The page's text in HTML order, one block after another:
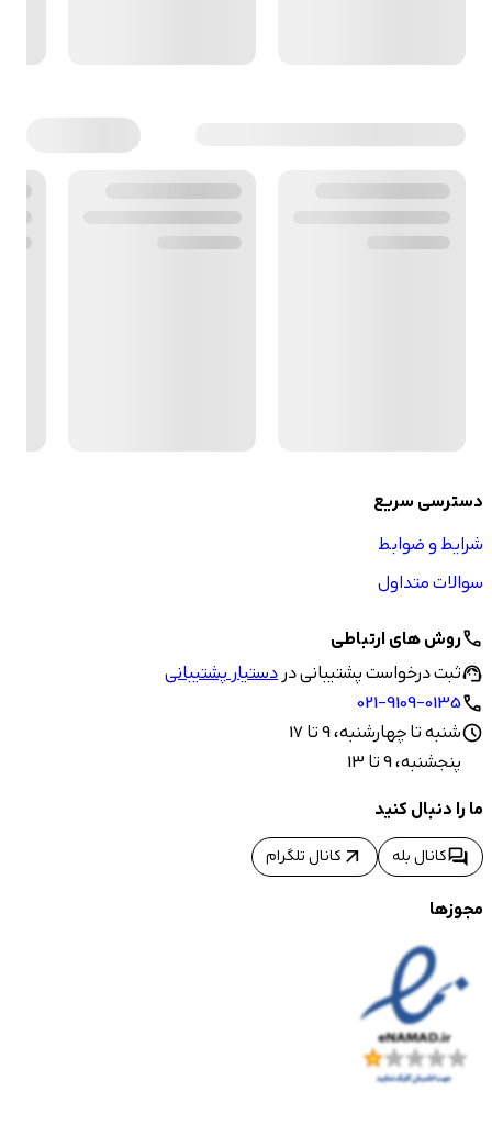
دسترسی سریع
شرایط و ضوابط
سوالات متداول
callروش های ارتباطی
support_agentثبت درخواست پشتیبانی دردستیار پشتیبانی
call
021-9109-0135
scheduleشنبه تا چهارشنبه، 9 تا 17
پنجشنبه، 9 تا 13
ما را دنبال کنید
forumکانال بله arrow_outward کانال تلگرام
مجوزها